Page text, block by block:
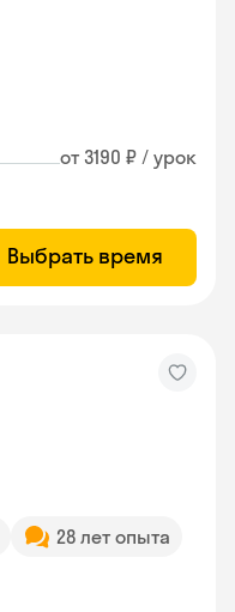
от 3190 ₽ / урок
Выбрать время
28 лет опыта